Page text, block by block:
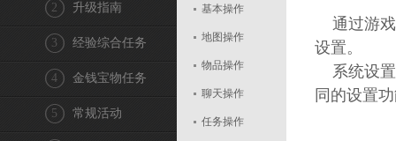
升级指南
2
经验综合任务
3
金钱宝物任务
4
常规活动
5
基本操作
地图操作
物品操作
聊天操作
任务操作
通过游戏
设置。
系统设置
同的设置